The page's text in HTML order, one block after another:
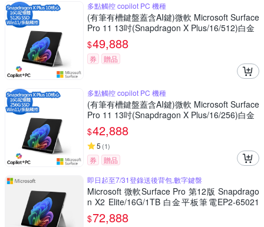
多點觸控 copilot PC 機種
(有筆有槽鍵盤蓋含AI鍵)微軟 Microsoft Surface
Pro 11 13吋(Snapdragon X Plus/16/512)白金
$49,888
券 贈品
多點觸控 copilot PC 機種
(有筆有槽鍵盤蓋含AI鍵)微軟 Microsoft Surface
Pro 11 13吋(Snapdragon X Plus/16/256)白金
$42,888
5 (1)
券
贈品
即日起至7/31登錄送後背包,數字鍵盤
Microsoft 微軟Surface Pro 第12版 Snapdrago
n X2 Elite/16G/1TB 白金平板筆電EP2-65021
(不含鍵盤、筆)
$72,888